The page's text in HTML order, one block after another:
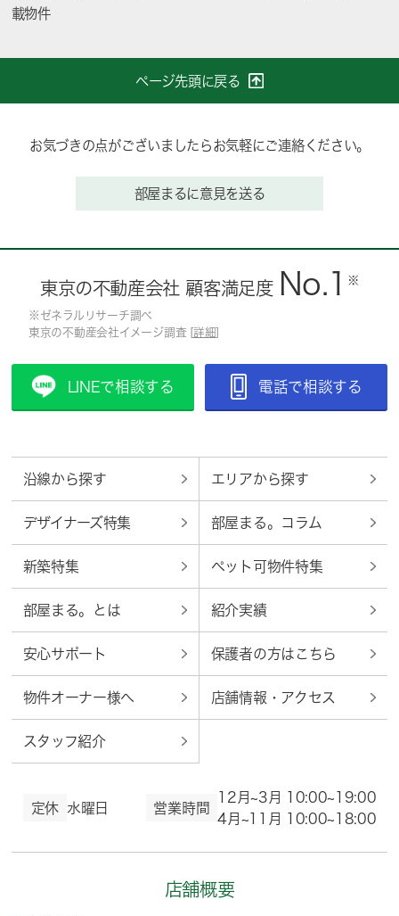
載物件
ページ先頭に戻る
お気づきの点がございましたらお気軽にご連絡ください。
部屋まるに意見を送る
東京の不動産会社 顧客満足度 No.1 ※
※ゼネラルリサーチ調べ
東京の不動産会社イメージ調査 [ 詳細
LINEで相談する 電話で相談する
沿線から探す エリアから探す
デザイナーズ特集 部屋まる。コラム
新築特集 ペット可物件特集
部屋まる。とは 紹介実績
安心サポート 保護者の方はこちら
物件オーナー様へ 店舗情報・アクセス
スタッフ紹介
定休 水曜日 営業時間
12月~3月 10:00~19:00
4月~11月 10:00~18:00
店舗概要